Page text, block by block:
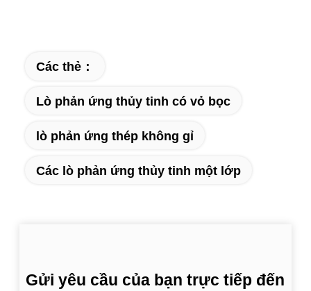
Các thẻ：
Lò phản ứng thủy tinh có vỏ bọc
lò phản ứng thép không gỉ
Các lò phản ứng thủy tinh một lớp
Gửi yêu cầu của bạn trực tiếp đến